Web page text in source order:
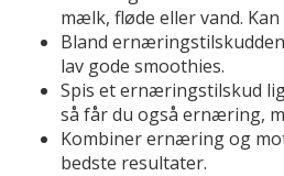
mælk, fløde eller vand.
Bland
lav gode smoothies.
Spis et ernæringstilskud
så får du også ernæring,
Kombiner ernæring og
bedste resultater.